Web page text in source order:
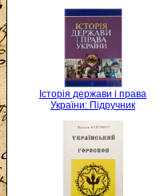
Історія держави і права
України: Підручник